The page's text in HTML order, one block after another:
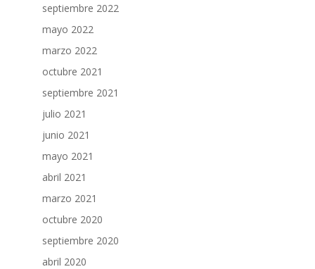
septiembre 2022
mayo 2022
marzo 2022
octubre 2021
septiembre 2021
julio 2021
junio 2021
mayo 2021
abril 2021
marzo 2021
octubre 2020
septiembre 2020
abril 2020